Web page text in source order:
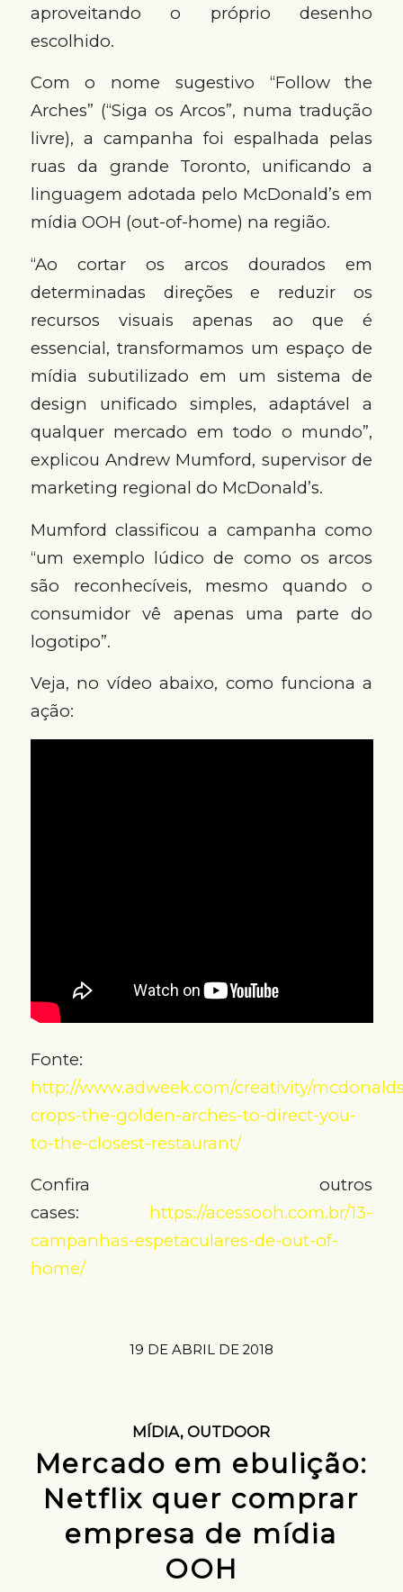
aproveitando o próprio desenho
escolhido.
Com o nome sugestivo “Follow the
Arches” (“Siga os Arcos”, numa tradução
livre), a campanha foi espalhada pelas
ruas da grande Toronto, unificando a
linguagem adotada pelo McDonald’s em
mídia OOH (out-of-home) na região.
“Ao cortar os arcos dourados em
determinadas direções e reduzir os
recursos visuais apenas ao que é
essencial, transformamos um espaço de
mídia subutilizado em um sistema de
design unificado simples, adaptável a
qualquer mercado em todo o mundo”,
explicou Andrew Mumford, supervisor de
marketing regional do McDonald’s.
Mumford classificou a campanha como
“um exemplo lúdico de como os arcos
são reconhecíveis, mesmo quando o
consumidor vê apenas uma parte do
logotipo”.
Veja, no vídeo abaixo, como funciona a
ação:
Fonte:
http://www.adweek.com/creativity/
crops-the-golden-arches-to-direct-you-
to-the-closest-restaurant/
Confira outros
cases: https://acessooh.com.br/13-
campanhas-espetaculares-de-out-of-
home/
19 DE ABRIL DE 2018
MÍDIA,OUTDOOR
Mercado em ebulição:
Netflix quer comprar
empresa de mídia
OOH